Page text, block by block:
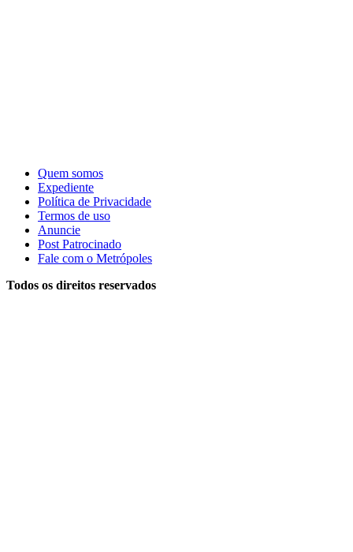
Quem somos
Expediente
Política de Privacidade
Termos de uso
Anuncie
Post Patrocinado
Fale com o Metrópoles
Todos os direitos reservados